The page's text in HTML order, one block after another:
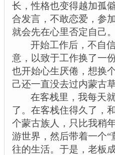
长，性格也变得越加孤
合发言，不敢恋爱，参
就会先在心里否定自己。
开始工作后，不自
意，以致于工作换了一
也开始心生厌倦，想换
己还一直没去过内蒙古
在客栈里，我每天
了。在客栈住得久了，
个蒙古族人，只比我稍
游世界，然后带着一个
往的生活。于是，老板